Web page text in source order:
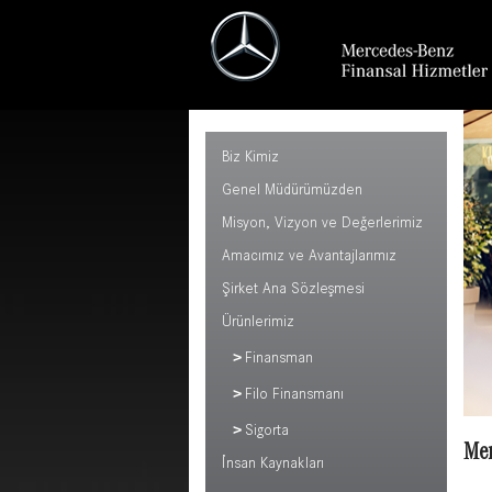
Biz Kimiz
Genel Müdürümüzden
Misyon, Vizyon ve Değerlerimiz
Amacımız ve Avantajlarımız
Şirket Ana Sözleşmesi
Ürünlerimiz
Finansman
Filo Finansmanı
Sigorta
İnsan Kaynakları